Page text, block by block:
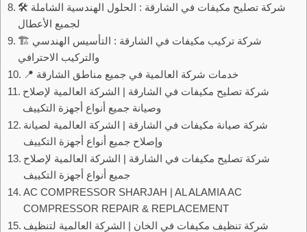
🛠️ شركة تصليح مكيفات في الشارقة : الحلول الهندسية الشاملة
لجميع الأعطال
🏗️ شركة تركيب مكيفات في الشارقة : التأسيس الهندسي
والتركيب الاحترافي
📍 خدمات شركة العالمية في جميع مناطق الشارقة
شركة تصليح مكيفات في الشارقة | الشركة العالمية لإصلاح
وصيانة جميع أنواع أجهزة التكييف
شركة صيانة مكيفات في الشارقة | الشركة العالمية لصيانة
وإصلاح جميع أنواع أجهزة التكييف
شركة تصليح مكيفات في الشارقة | الشركة العالمية لإصلاح
جميع أنواع أجهزة التكييف
AC COMPRESSOR SHARJAH | AL ALAMIA AC
COMPRESSOR REPAIR & REPLACEMENT
شركة تنظيف مكيفات في الخان | الشركة العالمية لتنظيف